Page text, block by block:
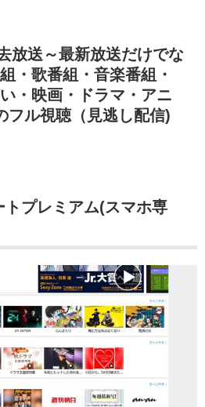
放送～最新放送だけでな
・歌番組・音楽番組・
・映画・ドラマ・アニ
フル視聴（見逃し配信)
プレミアム(スマホ専